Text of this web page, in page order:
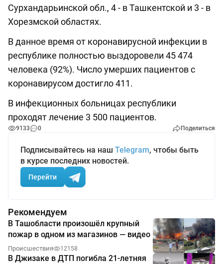
Сурхандарьинской обл., 4 - в Ташкентской и 3 - в
Хорезмской областях.
В данное время от коронавирусной инфекции в
республике полностью выздоровели 45 474
человека (92%). Число умерших пациентов с
коронавирусом достигло 411.
В инфекционных больницах республики
проходят лечение 3 500 пациентов.
9133 0 Поделиться
Подписывайтесь на наш Telegram, чтобы быть
в курсе последних новостей.
Перейти
Рекомендуем
В Ташобласти произошёл крупный
пожар в одном из магазинов — видео
Происшествия 12158
В Джизаке в ДТП погибла 21-летняя